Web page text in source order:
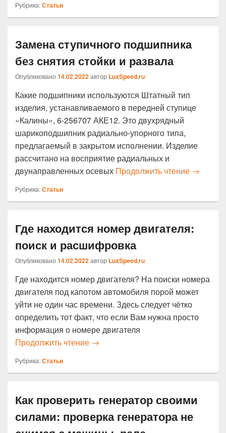
Рубрика:Статьи
Замена ступичного подшипника
без снятия стойки и развала
Опубликовано 14.02.2022автор LuxSpeed.ru
Какие подшипники используются Штатный тип
изделия, устанавливаемого в передней ступице
«Калины», 6-256707 АКЕ12. Это двухрядный
шарикоподшипник радиально-упорного типа,
предлагаемый в закрытом исполнении. Изделие
рассчитано на восприятие радиальных и
двунаправленных осевых Продолжить чтение Замена
→
Рубрика:Статьи
Где находится номер двигателя:
поиск и расшифровка
Опубликовано 14.02.2022автор LuxSpeed.ru
Где находится номер двигателя? На поиски номера
двигателя под капотом автомобиля порой может
уйти не один час времени. Здесь следует чётко
определить тот факт, что если Вам нужна просто
информация о номере двигателя
Продолжить чтение Где находится номер двигателя:
→
Рубрика:Статьи
Как проверить генератор своими
силами: проверка генератора не